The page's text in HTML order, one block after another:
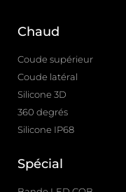
Chaud
Coude supérieur
Coude latéral
Silicone 3D
360 degrés
Silicone IP68
Spécial